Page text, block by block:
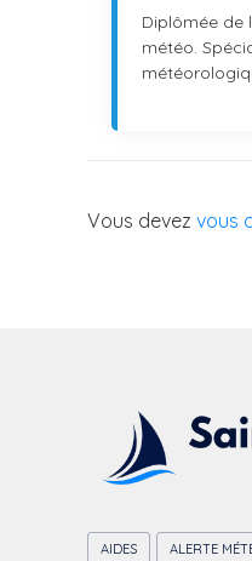
Diplômée de
météo.
Vous devez vous
AIDES ALERTE